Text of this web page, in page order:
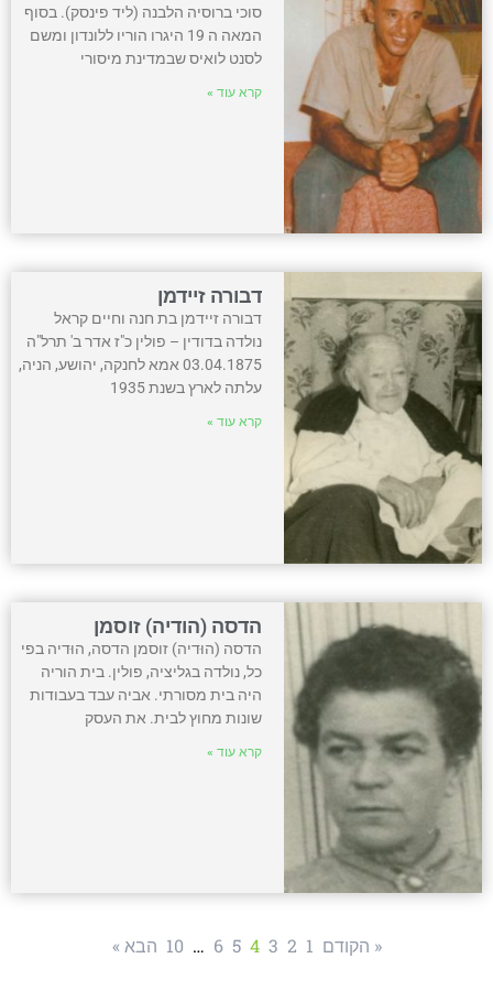
סוכי ברוסיה הלבנה (ליד פינסק). בסוף
המאה ה 19 היגרו הוריו ללונדון ומשם
לסנט לואיס שבמדינת מיסורי
קרא עוד »
דבורה זיידמן
דבורה זיידמן בת חנה וחיים קראל
נולדה בדודין – פולין כ"ז אדר ב' תרל"ה
03.04.1875 אמא לחנקה, יהושע, הניה,
עלתה לארץ בשנת 1935
קרא עוד »
הדסה (הודיה) זוסמן
הדסה (הוּדיה) זוסמן הדסה, הוּדיה בפי
כל, נולדה בגליציה, פולין. בית הוריה
היה בית מסורתי. אביה עבד בעבודות
שונות מחוץ לבית. את העסק
קרא עוד »
« הקודם 1
2
3
4
5
6
…
10 הבא »